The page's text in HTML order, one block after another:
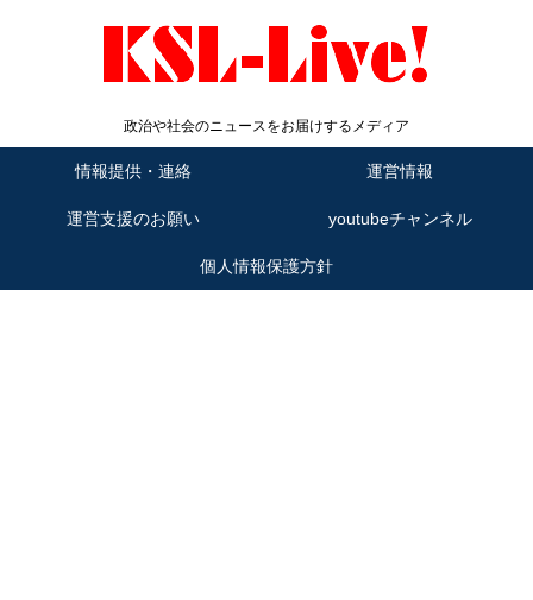
政治や社会のニュースをお届けするメディア
情報提供・連絡 運営情報
運営支援のお願い youtubeチャンネル
個人情報保護方針